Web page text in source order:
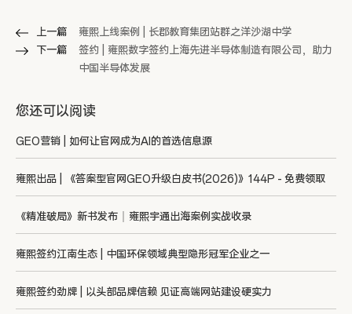
上一篇
雍熙上线案例 | 长郡教育集团站群之洋沙湖中学
下一篇
签约 | 雍熙数字签约上海先进半导体制造有限公司，助力
中国半导体发展
您还可以阅读
GEO营销 | 如何让官网成为AI的首选信息源
雍熙出品 | 《答案型官网GEO升级白皮书(2026)》144P - 免费领取
《精准破局》新书发布｜雍熙宇通出海案例实战收录
雍熙签约江南生态 | 中国环保领域典型隐形冠军企业之一
雍熙签约劲牌 | 以头部品牌信赖 见证高端网站建设硬实力